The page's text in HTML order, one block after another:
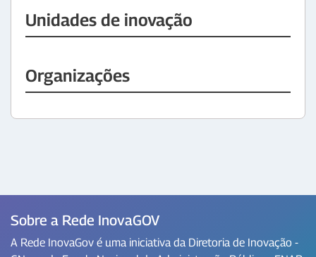
Unidades de inovação
Organizações
Sobre a Rede InovaGOV
A Rede InovaGov é uma iniciativa da Diretoria de Inovação -